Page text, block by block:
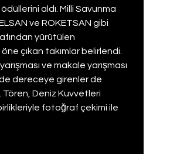
aldı. Milli Savunma
ve ROKETSAN gibi
yürütülen
çıkan takımlar belirlendi.
ve makale yarışması
dereceye girenler de
Tören, Deniz Kuvvetleri
fotoğraf çekimi ile